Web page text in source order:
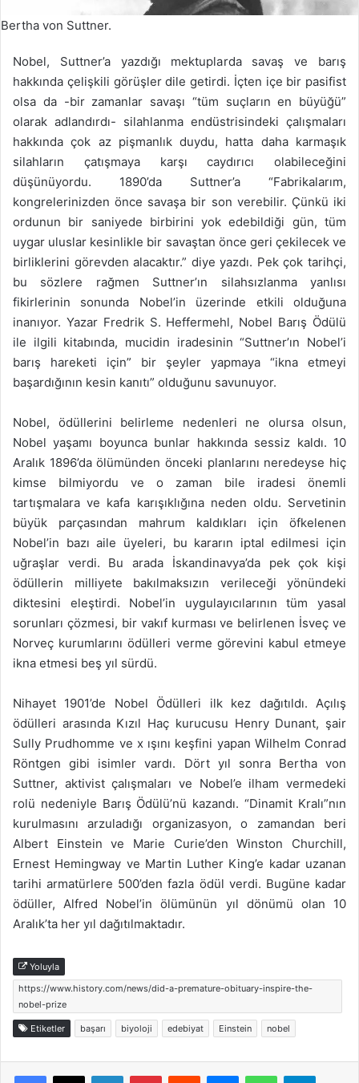
Bertha von Suttner.
Nobel, Suttner’a yazdığı mektuplarda savaş ve barış
hakkında çelişkili görüşler dile getirdi. İçten içe bir pasifist
olsa da -bir zamanlar savaşı “tüm suçların en büyüğü”
olarak adlandırdı- silahlanma endüstrisindeki çalışmaları
hakkında çok az pişmanlık duydu, hatta daha karmaşık
silahların çatışmaya karşı caydırıcı olabileceğini
düşünüyordu. 1890’da Suttner’a “Fabrikalarım,
kongrelerinizden önce savaşa bir son verebilir. Çünkü iki
ordunun bir saniyede birbirini yok edebildiği gün, tüm
uygar uluslar kesinlikle bir savaştan önce geri çekilecek ve
birliklerini görevden alacaktır.” diye yazdı. Pek çok tarihçi,
bu sözlere rağmen Suttner’ın silahsızlanma yanlısı
fikirlerinin sonunda Nobel’in üzerinde etkili olduğuna
inanıyor. Yazar Fredrik S. Heffermehl, Nobel Barış Ödülü
ile ilgili kitabında, mucidin iradesinin “Suttner’ın Nobel’i
barış hareketi için” bir şeyler yapmaya “ikna etmeyi
başardığının kesin kanıtı” olduğunu savunuyor.
Nobel, ödüllerini belirleme nedenleri ne olursa olsun,
Nobel yaşamı boyunca bunlar hakkında sessiz kaldı. 10
Aralık 1896’da ölümünden önceki planlarını neredeyse hiç
kimse bilmiyordu ve o zaman bile iradesi önemli
tartışmalara ve kafa karışıklığına neden oldu. Servetinin
büyük parçasından mahrum kaldıkları için öfkelenen
Nobel’in bazı aile üyeleri, bu kararın iptal edilmesi için
uğraşlar verdi. Bu arada İskandinavya’da pek çok kişi
ödüllerin milliyete bakılmaksızın verileceği yönündeki
diktesini eleştirdi. Nobel’in uygulayıcılarının tüm yasal
sorunları çözmesi, bir vakıf kurması ve belirlenen İsveç ve
Norveç kurumlarını ödülleri verme görevini kabul etmeye
ikna etmesi beş yıl sürdü.
Nihayet 1901’de Nobel Ödülleri ilk kez dağıtıldı. Açılış
ödülleri arasında Kızıl Haç kurucusu Henry Dunant, şair
Sully Prudhomme ve x ışını keşfini yapan Wilhelm Conrad
Röntgen gibi isimler vardı. Dört yıl sonra Bertha von
Suttner, aktivist çalışmaları ve Nobel’e ilham vermedeki
rolü nedeniyle Barış Ödülü’nü kazandı. “Dinamit Kralı”nın
kurulmasını arzuladığı organizasyon, o zamandan beri
Albert Einstein ve Marie Curie’den Winston Churchill,
Ernest Hemingway ve Martin Luther King’e kadar uzanan
tarihi armatürlere 500’den fazla ödül verdi. Bugüne kadar
ödüller, Alfred Nobel’in ölümünün yıl dönümü olan 10
Aralık’ta her yıl dağıtılmaktadır.
Yoluyla
https://www.history.com/news/did-a-premature-obituary-inspire-the-
nobel-prize
Etiketler başarı biyoloji edebiyat Einstein nobel
Facebook
X LinkedInPinterestReddit MessengerWhatsApp